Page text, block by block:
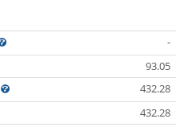
-
93.05
432.28
432.28